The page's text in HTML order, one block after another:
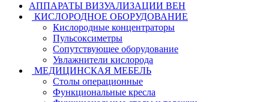
АППАРАТЫ ВИЗУАЛИЗАЦИИ ВЕН
КИСЛОРОДНОЕ ОБОРУДОВАНИЕ
Кислородные концентраторы
Пульсоксиметры
Сопутствующее оборудование
Увлажнители кислорода
МЕДИЦИНСКАЯ МЕБЕЛЬ
Столы операционные
Функциональные кресла